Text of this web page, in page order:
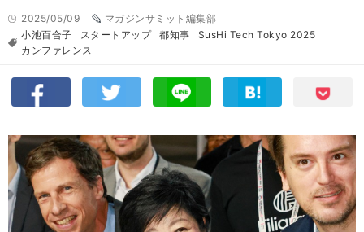
2025/05/09
マガジンサミット編集部
小池百合子
スタートアップ 都知事
SusHi Tech Tokyo 2025
カンファレンス